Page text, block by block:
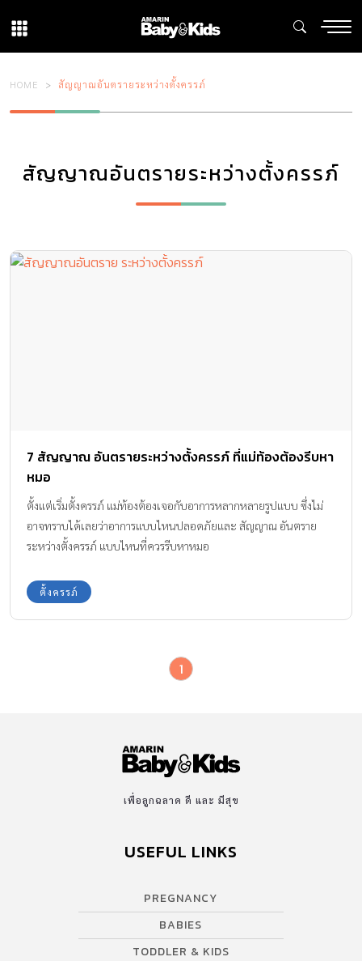
HOME สัญญาณอันตรายระหว่างตั้งครรภ์
สัญญาณอันตรายระหว่างตั้งครรภ์
7 สัญญาณ อันตรายระหว่างตั้งครรภ์ ที่แม่ท้องต้องรีบหา
หมอ
ตั้งแต่เริ่มตั้งครรภ์ แม่ท้องต้องเจอกับอาการหลากหลายรูปแบบ ซึ่งไม่
อาจทราบได้เลยว่าอาการแบบไหนปลอดภัยและ สัญญาณ อันตราย
ระหว่างตั้งครรภ์ แบบไหนที่ควรรีบหาหมอ
ตั้งครรภ์
1
เพื่อลูกฉลาด ดี และ มีสุข
USEFUL LINKS
PREGNANCY
BABIES
TODDLER & KIDS